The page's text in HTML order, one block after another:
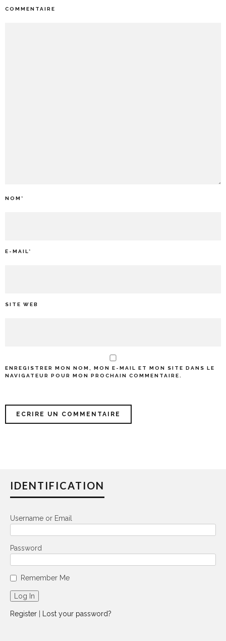
COMMENTAIRE
NOM *
E-MAIL*
SITE WEB
ENREGISTRER MON NOM, MON E-MAIL ET MON SITE DANS LE
NAVIGATEUR POUR MON PROCHAIN COMMENTAIRE.
IDENTIFICATION
Username or Email
Password
Remember Me
Register | Lost your password?